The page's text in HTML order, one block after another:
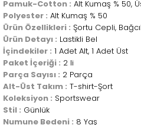
Pamuk-Cotton : Alt Kumaş % 50,
Polyester : Alt Kumaş % 50
Ürün Özellikleri : Şortu Cepli,
Ürün Detayı : Lastikli Bel
İçindekiler : 1 Adet Alt, 1 Adet Üst
Paket İçeriği : 2 li
Parça Sayısı : 2 Parça
Alt-Üst Takım : T-shirt-Şort
Koleksiyon : Sportswear
Stil : Günlük
Numune Bedeni : 8 Yaş